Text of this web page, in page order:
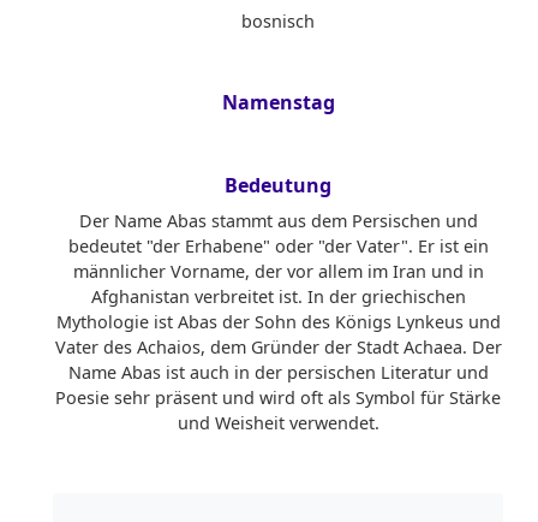
bosnisch
Namenstag
Bedeutung
Der Name Abas stammt aus dem Persischen und
bedeutet "der Erhabene" oder "der Vater". Er ist ein
männlicher Vorname, der vor allem im Iran und in
Afghanistan verbreitet ist. In der griechischen
Mythologie ist Abas der Sohn des Königs Lynkeus und
Vater des Achaios, dem Gründer der Stadt Achaea. Der
Name Abas ist auch in der persischen Literatur und
Poesie sehr präsent und wird oft als Symbol für Stärke
und Weisheit verwendet.